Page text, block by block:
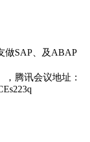
做SAP、及ABAP
腾讯会议地址：